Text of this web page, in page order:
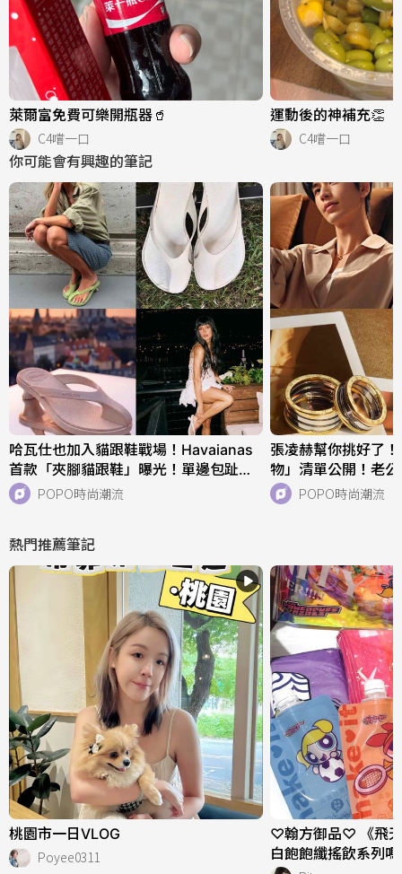
萊爾富免費可樂開瓶器🥤
C4嚐一口
運動後的神補充👏
C4嚐一口
你可能會有興趣的筆記
哈瓦仕也加入貓跟鞋戰場！Havaianas
首款「夾腳貓跟鞋」曝光！單邊包趾超
好看、一亮相就爆紅！
POPO時尚潮流
張凌赫幫你挑好了
物」清單公開！老
核桃們必收！
POPO時尚潮流
熱門推薦筆記
桃園市一日VLOG
Poyee0311
♡翰方御品♡ 《飛
白飽飽纖搖飲系列